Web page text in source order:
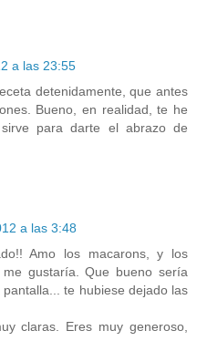
a las 23:55
detenidamente, que antes
Bueno, en realidad, te he
para darte el abrazo de
a las 3:48
Amo los macarons, y los
gustaría. Que bueno sería
te hubiese dejado las
claras. Eres muy generoso,